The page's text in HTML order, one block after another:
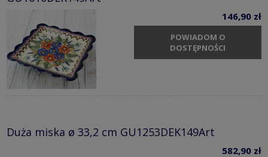
146,90 zł
POWIADOM O
DOSTĘPNOŚCI
Duża miska ø 33,2 cm GU1253DEK149Art
582,90 zł